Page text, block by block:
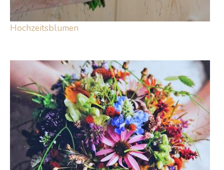
Hochzeitsblumen